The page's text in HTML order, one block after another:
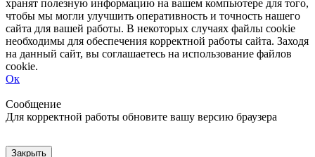
хранят полезную информацию на вашем компьютере для того,
чтобы мы могли улучшить оперативность и точность нашего
сайта для вашей работы. В некоторых случаях файлы cookie
необходимы для обеспечения корректной работы сайта. Заходя
на данный сайт, вы соглашаетесь на использование файлов
cookie.
Ок
Сообщение
Для корректной работы обновите вашу версию браузера
Закрыть